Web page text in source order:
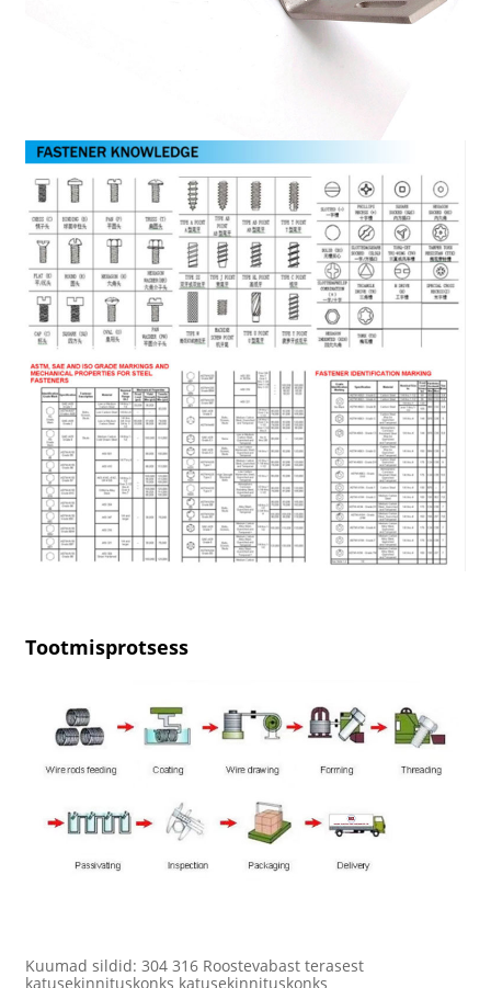
Tootmisprotsess
Kuumad sildid: 304 316 Roostevabast terasest
katusekinnituskonks katusekinnituskonks